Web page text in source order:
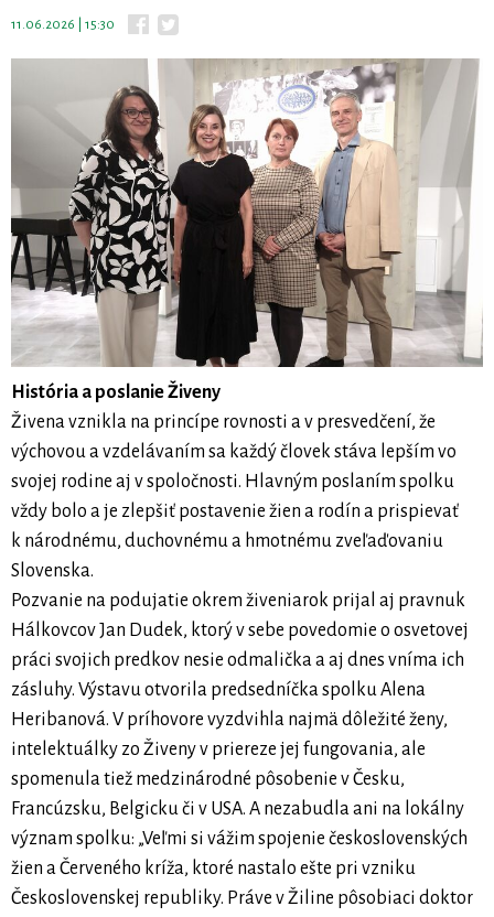
11.06.2026 | 15:30
História a poslanie Živeny
Živena vznikla na princípe rovnosti a v presvedčení, že
výchovou a vzdelávaním sa každý človek stáva lepším vo
svojej rodine aj v spoločnosti. Hlavným poslaním spolku
vždy bolo a je zlepšiť postavenie žien a rodín a prispievať
k národnému, duchovnému a hmotnému zveľaďovaniu
Slovenska.
Pozvanie na podujatie okrem živeniarok prijal aj pravnuk
Hálkovcov Jan Dudek, ktorý v sebe povedomie o osvetovej
práci svojich predkov nesie odmalička a aj dnes vníma ich
zásluhy. Výstavu otvorila predsedníčka spolku Alena
Heribanová. V príhovore vyzdvihla najmä dôležité ženy,
intelektuálky zo Živeny v priereze jej fungovania, ale
spomenula tiež medzinárodné pôsobenie v Česku,
Francúzsku, Belgicku či v USA. A nezabudla ani na lokálny
význam spolku: „Veľmi si vážim spojenie československých
žien a Červeného kríža, ktoré nastalo ešte pri vzniku
Československej republiky. Práve v Žiline pôsobiaci doktor